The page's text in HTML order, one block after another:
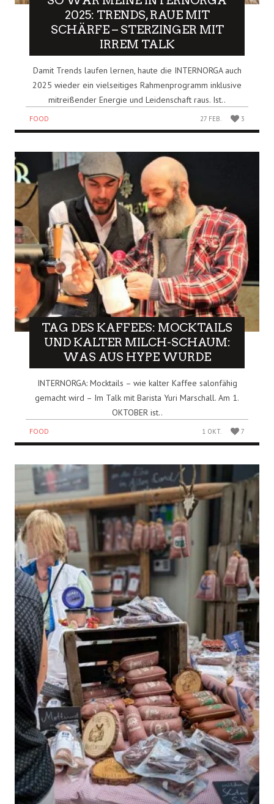
2025: TRENDS, RAUE MIT
SCHÄRFE – STERZINGER MIT
IRREM TALK
Damit Trends laufen lernen, haute die INTERNORGA auch
2025 wieder ein vielseitiges Rahmenprogramm inklusive
mitreißender Energie und Leidenschaft raus. Ist..
FOOD 27 FEB. 3
TAG DES KAFFEES: MOCKTAILS
UND KALTER MILCH-SCHAUM:
WAS AUS HYPE WURDE
INTERNORGA: Mocktails – wie kalter Kaffee salonfähig
gemacht wird – Im Talk mit Barista Yuri Marschall. Am 1.
OKTOBER ist..
FOOD 1 OKT. 7